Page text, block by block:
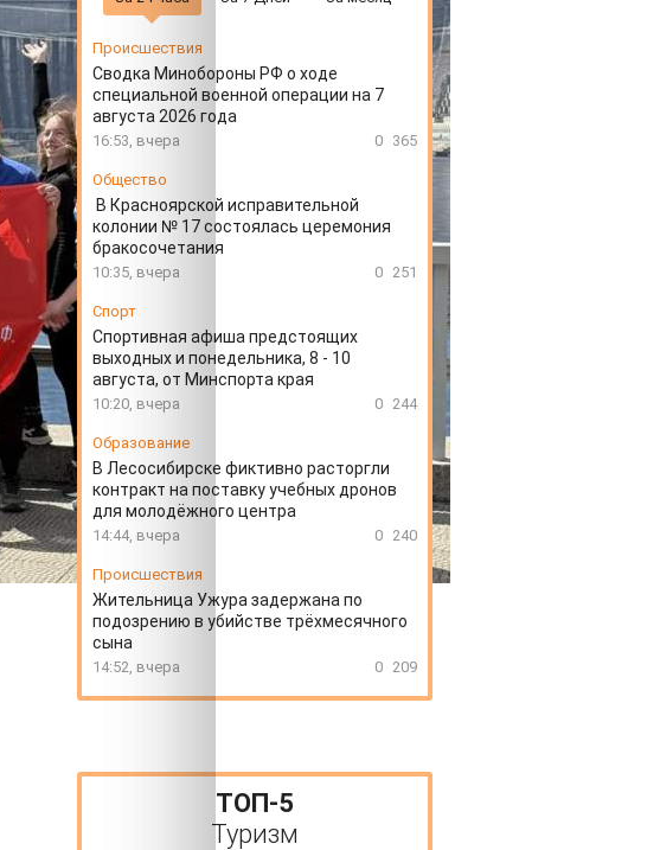
Происшествия
Сводка Минобороны РФ о ходе
специальной военной операции на 7
августа 2026 года
16:53, вчера 0 365
Общество
В Красноярской исправительной
колонии № 17 состоялась церемония
бракосочетания
10:35, вчера 0 251
Спорт
Спортивная афиша предстоящих
выходных и понедельника, 8 - 10
августа, от Минспорта края
10:20, вчера 0 244
Образование
В Лесосибирске фиктивно расторгли
контракт на поставку учебных дронов
для молодёжного центра
14:44, вчера 0 240
Происшествия
Жительница Ужура задержана по
подозрению в убийстве трёхмесячного
сына
14:52, вчера 0 209
ТОП-5
Туризм